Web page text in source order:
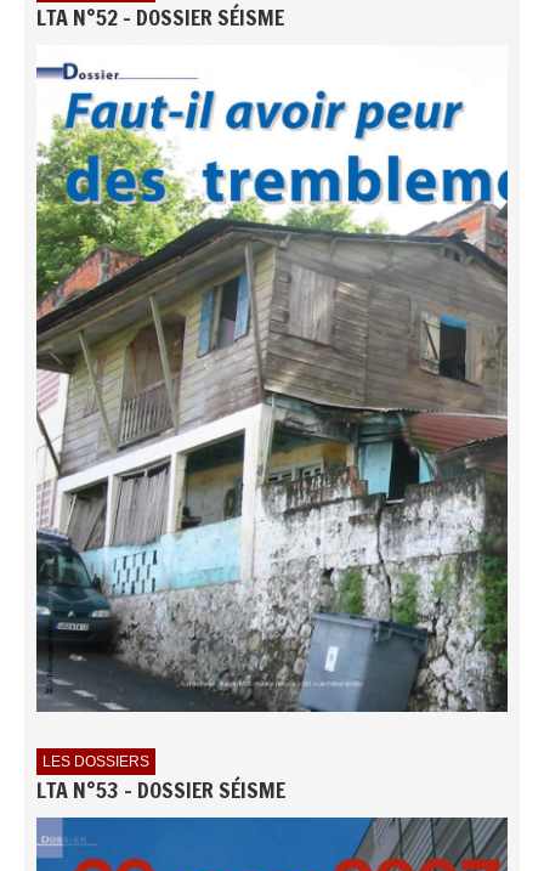
LTA N°52 - DOSSIER SÉISME
LES DOSSIERS
LTA N°53 - DOSSIER SÉISME